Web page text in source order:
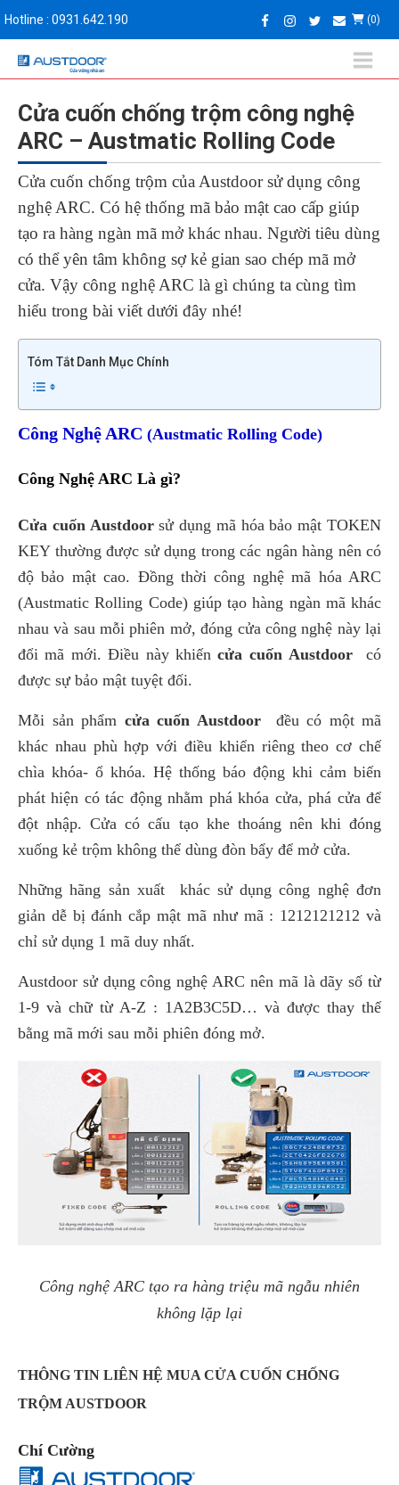
Hotline : 0931.642.190 (0)
Cửa cuốn chống trộm công nghệ
ARC – Austmatic Rolling Code
Cửa cuốn chống trộm của Austdoor sử dụng công
nghệ ARC. Có hệ thống mã bảo mật cao cấp giúp
tạo ra hàng ngàn mã mở khác nhau. Người tiêu dùng
có thể yên tâm không sợ kẻ gian sao chép mã mở
cửa. Vậy công nghệ ARC là gì chúng ta cùng tìm
hiểu trong bài viết dưới đây nhé!
Tóm Tắt Danh Mục Chính
Công Nghệ ARC (Austmatic Rolling Code)
Công Nghệ ARC Là gì?
Cửa cuốn Austdoorsử dụng mã hóa bảo mật TOKEN
KEY thường được sử dụng trong các ngân hàng nên có
độ bảo mật cao. Đồng thời công nghệ mã hóa ARC
(Austmatic Rolling Code) giúp tạo hàng ngàn mã khác
nhau và sau mỗi phiên mở, đóng cửa công nghệ này lại
đổi mã mới. Điều này khiếncửa cuốn Austdoor
có
được sự bảo mật tuyệt đối.
Mỗi sản phẩm cửa cuốn Austdoor
đều có một mã
khác nhau phù hợp với điều khiển riêng theo cơ chế
chìa khóa- ổ khóa. Hệ thống báo động khi cảm biến
phát hiện có tác động nhằm phá khóa cửa, phá cửa để
đột nhập. Cửa có cấu tạo khe thoáng nên khi đóng
xuống kẻ trộm không thể dùng đòn bẩy để mở cửa.
Những hãng sản xuất khác sử dụng công nghệ đơn
giản dễ bị đánh cắp mật mã như mã : 1212121212 và
chỉ sử dụng 1 mã duy nhất.
Austdoor sử dụng công nghệ ARC nên mã là dãy số từ
1-9 và chữ từ A-Z : 1A2B3C5D… và được thay thế
bằng mã mới sau mỗi phiên đóng mở.
Công nghệ ARC tạo ra hàng triệu mã ngẫu nhiên
không lặp lại
THÔNG TIN LIÊN HỆ MUA CỬA CUỐN CHỐNG
TRỘM AUSTDOOR
Chí Cường